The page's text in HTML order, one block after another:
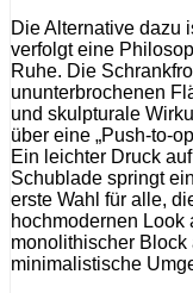
Die Alternative dazu
verfolgt eine
Ruhe. Die
ununterbrochenen
und skulpturale
über eine „Push-to-
Ein leichter Druck
Schublade springt
erste Wahl für alle,
hochmodernen Look
monolithischer
minimalistische